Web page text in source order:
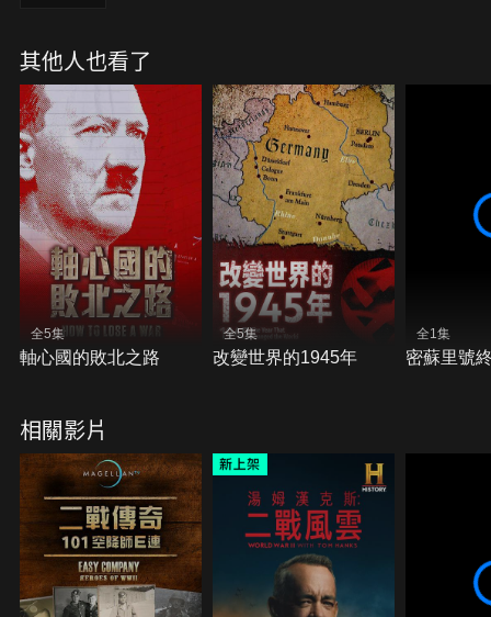
其他人也看了
全5集
軸心國的敗北之路
全5集
改變世界的1945年
全1集
密蘇里號
相關影片